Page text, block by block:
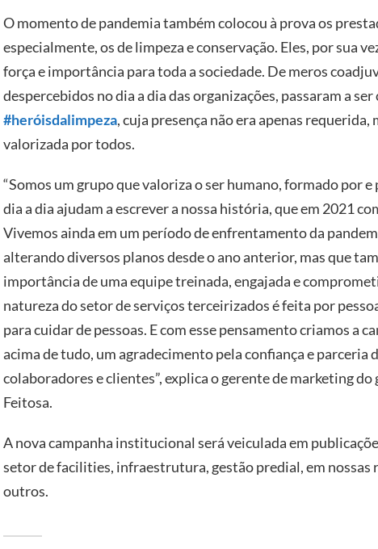
O momento de pandemia também colocou à prova os
especialmente, os de limpeza e conservação. Eles, por sua
força e importância para toda a sociedade. De meros
despercebidos no dia a dia das organizações, passaram a
#heróisdalimpeza, cuja presença não era apenas requerida,
valorizada por todos.
“Somos um grupo que valoriza o ser humano, formado por e
dia a dia ajudam a escrever a nossa história, que em 2021
Vivemos ainda em um período de enfrentamento da
alterando diversos planos desde o ano anterior, mas que
importância de uma equipe treinada, engajada e
natureza do setor de serviços terceirizados é feita por
para cuidar de pessoas. E com esse pensamento criamos a
acima de tudo, um agradecimento pela confiança e parceria
colaboradores e clientes”, explica o gerente de marketing
Feitosa.
A nova campanha institucional será veiculada em
setor de facilities, infraestrutura, gestão predial, em nossas
outros.